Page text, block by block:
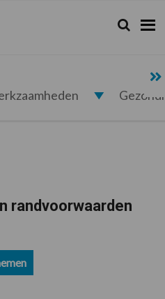
Zoeken...
Zoek
randvoorwaarden